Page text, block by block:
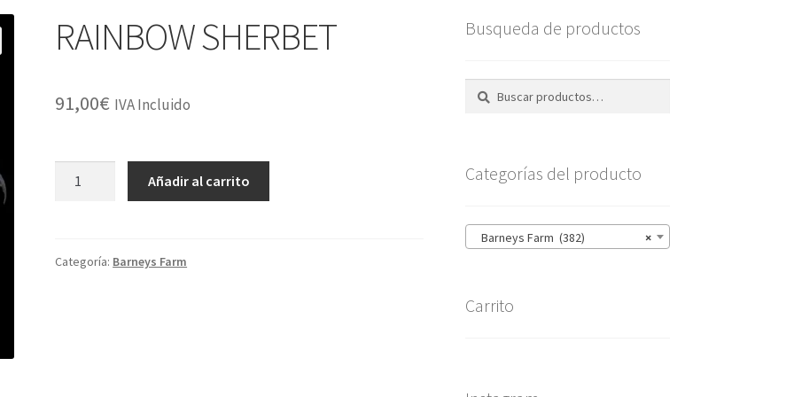
RAINBOW SHERBET
91,00€ IVA Incluido
Añadir al carrito
Categoría: Barneys Farm
Busqueda de productos
Buscar
Buscar
Categorías del producto
×
Barneys Farm (382)
Carrito